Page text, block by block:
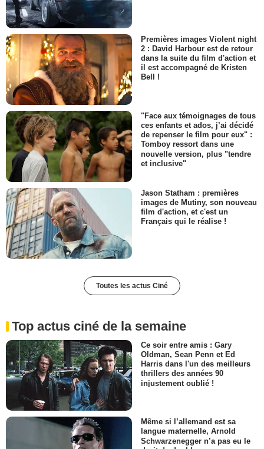
Premières images Violent night
2 : David Harbour est de retour
dans la suite du film d'action et
il est accompagné de Kristen
Bell !
"Face aux témoignages de tous
ces enfants et ados, j’ai décidé
de repenser le film pour eux" :
Tomboy ressort dans une
nouvelle version, plus "tendre
et inclusive"
Jason Statham : premières
images de Mutiny, son nouveau
film d'action, et c'est un
Français qui le réalise !
Toutes les actus Ciné
Top actus ciné de la semaine
Ce soir entre amis : Gary
Oldman, Sean Penn et Ed
Harris dans l'un des meilleurs
thrillers des années 90
injustement oublié !
Même si l’allemand est sa
langue maternelle, Arnold
Schwarzenegger n’a pas eu le